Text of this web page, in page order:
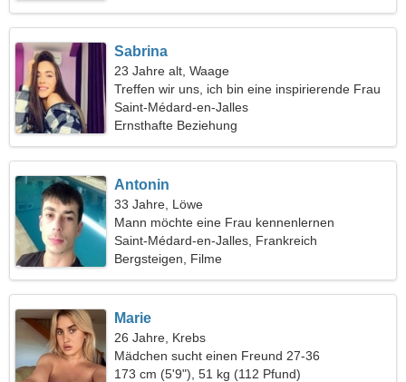
Sabrina
23 Jahre alt, Waage
Treffen wir uns, ich bin eine inspirierende Frau
Saint-Médard-en-Jalles
Ernsthafte Beziehung
Antonin
33 Jahre, Löwe
Mann möchte eine Frau kennenlernen
Saint-Médard-en-Jalles, Frankreich
Bergsteigen, Filme
Marie
26 Jahre, Krebs
Mädchen sucht einen Freund 27-36
173 cm (5'9"), 51 kg (112 Pfund)